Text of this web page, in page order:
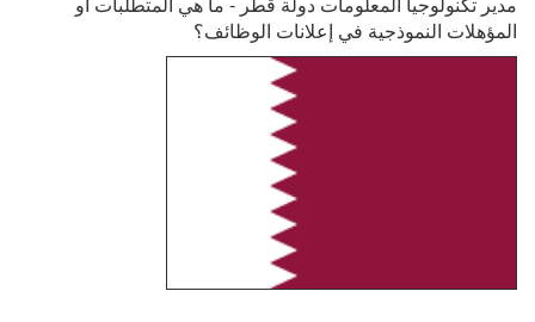
المؤهلات النموذجية في إعلانات الوظائف؟